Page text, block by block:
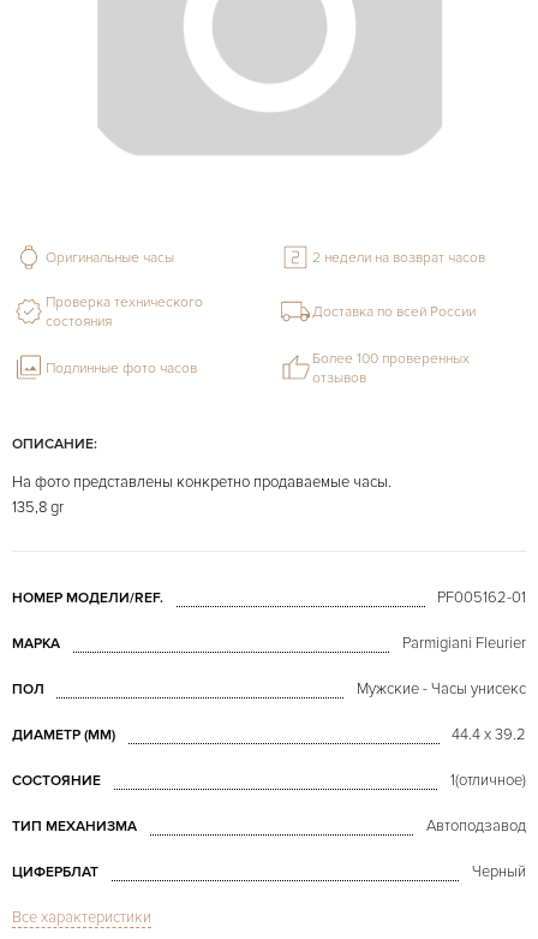
ОПИСАНИЕ:
На фото представлены конкретно продаваемые часы.
135,8 gr
НОМЕР МОДЕЛИ/REF. PF005162-01
МАРКА Parmigiani Fleurier
ПОЛ Мужские - Часы унисекс
ДИАМЕТР (MM) 44.4 x 39.2
СОСТОЯНИЕ 1(отличное)
ТИП МЕХАНИЗМА Автоподзавод
ЦИФЕРБЛАТ Черный
ФУНКЦИИ
Все характеристики
Оригинальные часы 2 недели на возврат часов
Проверка технического
состояния
Доставка по всей России
Подлинные фото часов
Более 100 проверенных
отзывов